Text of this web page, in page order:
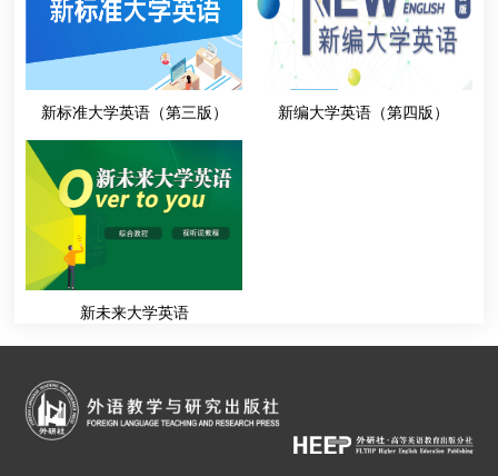
新标准大学英语（第三版） 新编大学英语（第四版）
新未来大学英语